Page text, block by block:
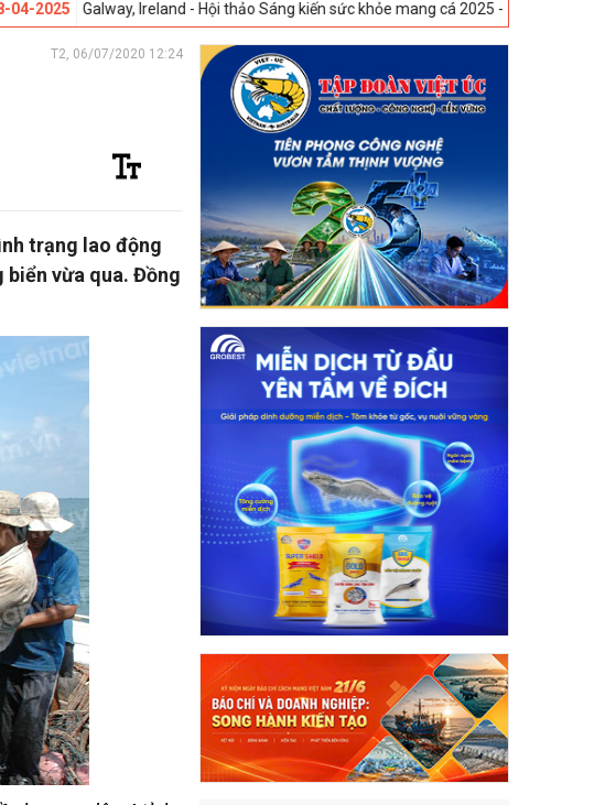
Ireland - Hội thảo Sáng kiến sức khỏe mang cá 2025 -23-04-2025
T2, 06/07/2020 12:24
trạng lao động
biển vừa qua. Đồng